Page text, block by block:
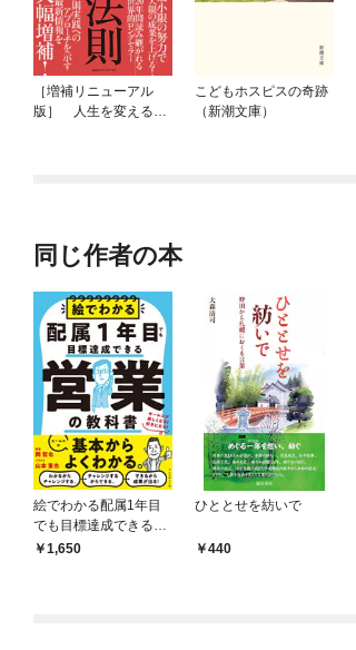
［増補リニューアル
版］ 人生を変える80
こどもホスピスの奇跡
（新潮文庫）
同じ作者の本
絵でわかる配属1年目
でも目標達成できる営
業の教科書――セール
1,650
ひととせを紡いで
440